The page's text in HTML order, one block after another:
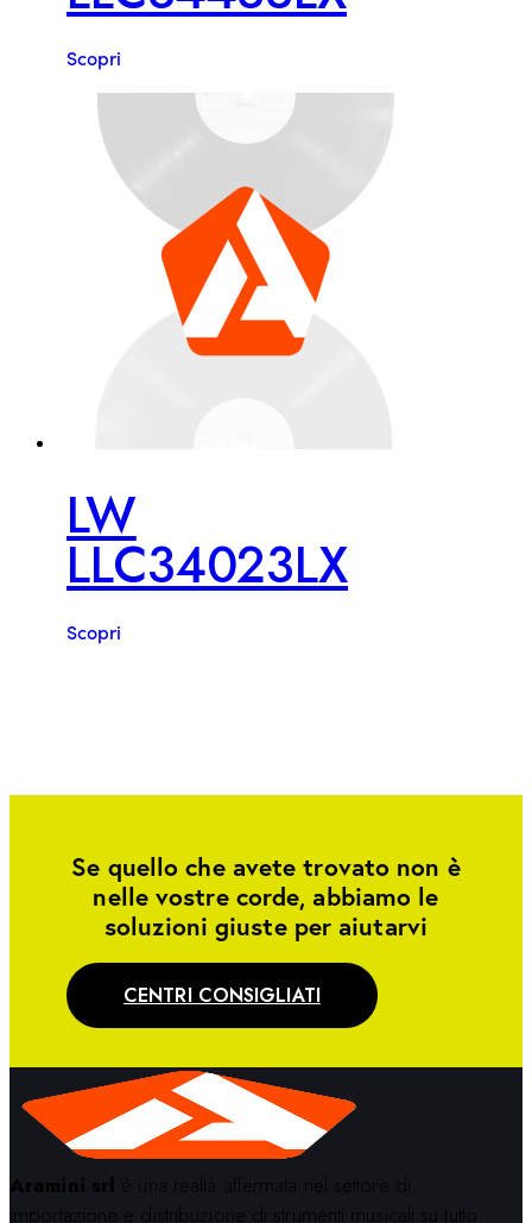
Scopri
LW
LLC34023LX
Scopri
Se quello che avete trovato non è
nelle vostre corde, abbiamo le
soluzioni giuste per aiutarvi
CENTRI CONSIGLIATI
Aramini srl è una realtà affermata nel settore di
importazione e distribuzione di strumenti musicali su tutto